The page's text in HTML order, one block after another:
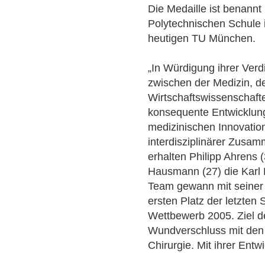
Die Medaille ist
Polytechnischen
heutigen TU München.
„In Würdigung ihrer
zwischen der Medizin,
konsequente
medizinischen
interdisziplinärer
erhalten Philipp Ahrens
Hausmann (27) die
Team gewann mit
ersten Platz der letzten
Wettbewerb 2005. Ziel
Wundverschluss mit
Chirurgie. Mit ihrer